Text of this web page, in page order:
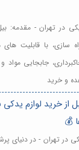
در تهران - مقدمه:
سازی، با قابلیت
جابجایی
و خرید
از خرید لوازم یدکی
💰
در تهران - در دنیای